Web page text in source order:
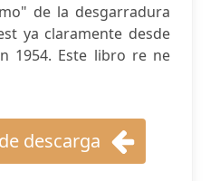
de la desgarradura
ya claramente desde
1954. Este libro re ne
descarga